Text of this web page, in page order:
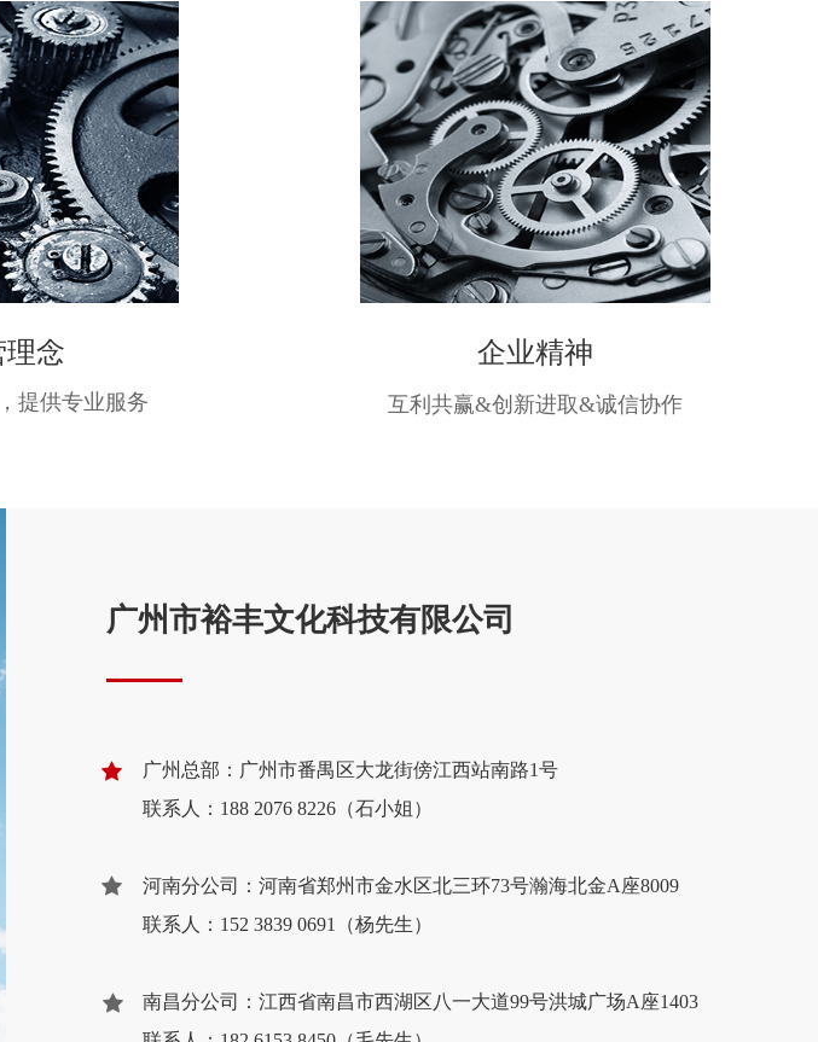
理念 企业精神
互利共赢&创新进取&诚信协作
提供专业服务
广州市裕丰文化科技有限公司
广州总部：广州市番禺区大龙街傍江西站南路1号
联系人：188 2076 8226（石小姐）
河南分公司：河南省郑州市金水区北三环73号瀚海北金A座8009
联系人：152 3839 0691（杨先生）
南昌分公司：江西省南昌市西湖区八一大道99号洪城广场A座1403